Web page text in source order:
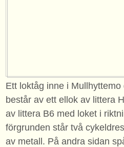
Ett loktåg inne i
består av ett ellok av littera
av littera B6 med loket i
förgrunden står två
av metall. På andra sidan